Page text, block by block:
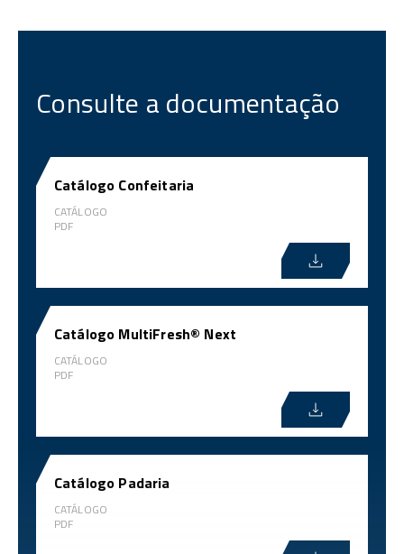
Consulte a documentação
Catálogo Confeitaria
CATÁLOGO
PDF
Catálogo MultiFresh® Next
CATÁLOGO
PDF
Catálogo Padaria
CATÁLOGO
PDF